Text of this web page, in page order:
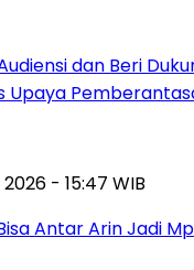
dan Beri
Upaya
- 15:47 WIB
Antar Arin Jadi